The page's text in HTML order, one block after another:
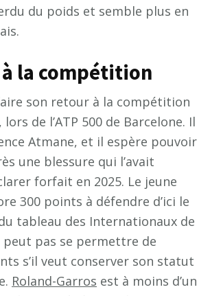
du poids et semble plus en
la compétition
son retour à la compétition
de l’ATP 500 de Barcelone. Il
Atmane, et il espère pouvoir
une blessure qui l’avait
forfait en 2025. Le jeune
300 points à défendre d’ici le
tableau des Internationaux de
peut pas se permettre de
s’il veut conserver son statut
Roland-Garros est à moins d’un